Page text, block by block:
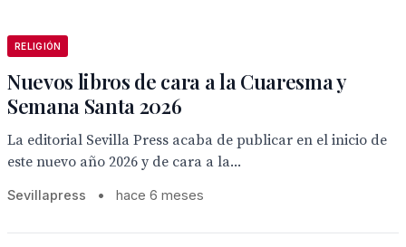
RELIGIÓN
Nuevos libros de cara a la Cuaresma y
Semana Santa 2026
La editorial Sevilla Press acaba de publicar en el inicio de
este nuevo año 2026 y de cara a la...
Sevillapress • hace 6 meses